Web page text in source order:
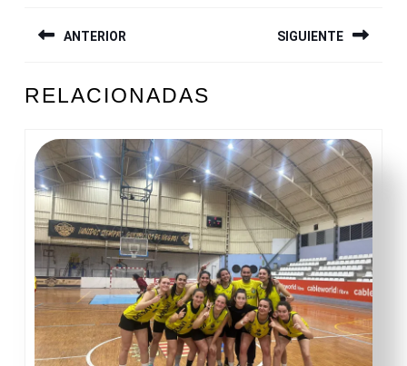
DE
ANTERIOR
anterior:
SIGUIENTE
entrada:
RELACIONADAS